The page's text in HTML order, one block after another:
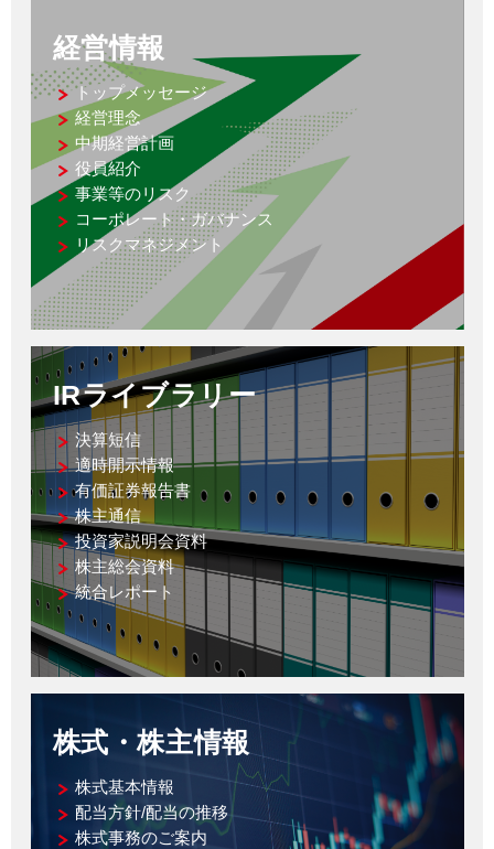
経営情報
トップメッセージ
経営理念
中期経営計画
役員紹介
事業等のリスク
コーポレート・ガバナンス
リスクマネジメント
IRライブラリー
決算短信
適時開示情報
有価証券報告書
株主通信
投資家説明会資料
株主総会資料
統合レポート
株式・株主情報
株式基本情報
配当方針/配当の推移
株式事務のご案内